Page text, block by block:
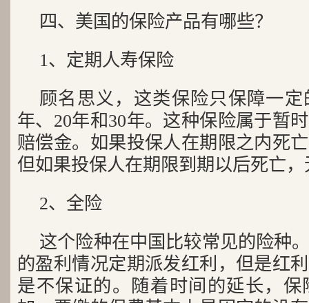
四、美国的保险产品有哪些？
1、定期人寿保险
顾名思义，这类保险只保障一定
年、20年和30年。这种保险属于暂
赔偿金。如果投保人在期限之内死
但如果投保人在期限到期以后死亡
2、全险
这个险种在中国比较常见的险种
的盈利情况定期派发红利，但是红
是不保证的。随着时间的延长，